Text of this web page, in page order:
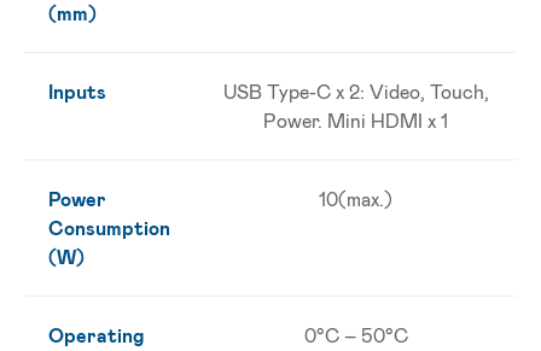
(mm)
Inputs
USB Type-C x 2: Video, Touch,
Power. Mini HDMI x 1
Power
Consumption
(W)
10(max.)
Operating
0°C – 50°C